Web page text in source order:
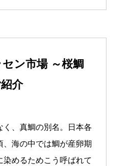
ン市場 ～桜鯛
介
く、真鯛の別名。日本各
海の中では鯛が産卵期
めるためこう呼ばれて